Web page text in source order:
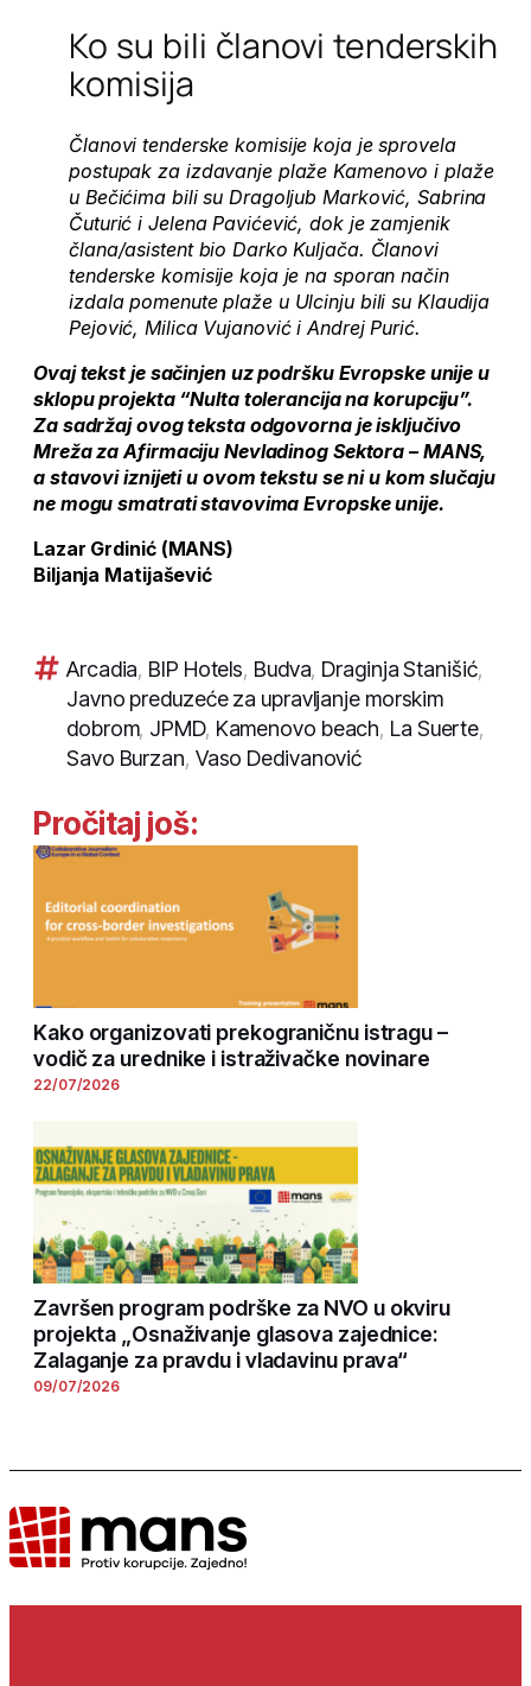
Ko su bili članovi tenderskih
komisija
Članovi tenderske komisije koja je sprovela
postupak za izdavanje plaže Kamenovo i plaže
u Bečićima bili su Dragoljub Marković, Sabrina
Čuturić i Jelena Pavićević, dok je zamjenik
člana/asistent bio Darko Kuljača. Članovi
tenderske komisije koja je na sporan način
izdala pomenute plaže u Ulcinju bili su Klaudija
Pejović, Milica Vujanović i Andrej Purić.
Ovaj tekst je sačinjen uz podršku Evropske unije u
sklopu projekta “Nulta tolerancija na korupciju”.
Za sadržaj ovog teksta odgovorna je isključivo
Mreža za Afirmaciju Nevladinog Sektora – MANS,
a stavovi iznijeti u ovom tekstu se ni u kom slučaju
ne mogu smatrati stavovima Evropske unije.
Lazar Grdinić (MANS)
Biljanja Matijašević
Arcadia, BIP Hotels, Budva, Draginja Stanišić,
Javno preduzeće za upravljanje morskim
dobrom, JPMD, Kamenovo beach, La Suerte,
Savo Burzan, Vaso Dedivanović
Pročitaj još:
Kako organizovati prekograničnu istragu –
vodič za urednike i istraživačke novinare
22/07/2026
Završen program podrške za NVO u okviru
projekta „Osnaživanje glasova zajednice:
Zalaganje za pravdu i vladavinu prava“
09/07/2026